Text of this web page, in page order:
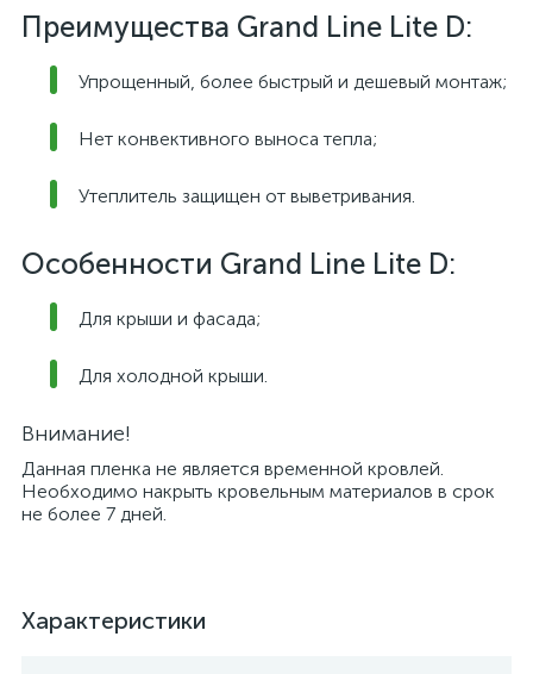
Преимущества Grand Line Lite D:
Упрощенный, более быстрый и дешевый монтаж;
Нет конвективного выноса тепла;
Утеплитель защищен от выветривания.
Особенности Grand Line Lite D:
Для крыши и фасада;
Для холодной крыши.
Внимание!
Данная пленка не является временной кровлей.
Необходимо накрыть кровельным материалов в срок
не более 7 дней.
Характеристики